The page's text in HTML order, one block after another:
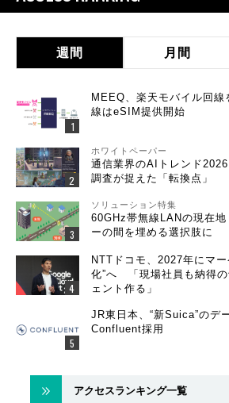
週間 月間
MEEQ、楽天モバイル回
線はeSIM提供開始
ホワイトペーパー
通信業界のAIトレンド
調査が捉えた「転換点」
ソリューション特集
60GHz帯無線LANの現在
ーの間を埋める選択肢に
NTTドコモ、2027年にマ
化”へ 「現場社員も納得
ェント作る」
JR東日本、“新Suica”のデ
Confluent採用
アクセスランキング一覧